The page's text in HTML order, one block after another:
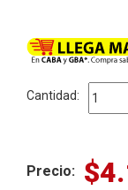
Cantidad:
Precio: